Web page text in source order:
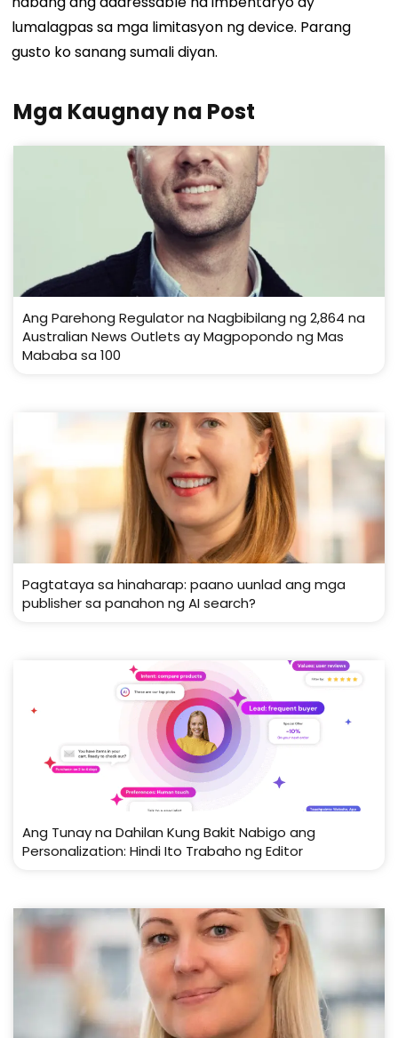
lumalagpas sa mga limitasyon ng device. Parang
gusto ko sanang sumali diyan.
Mga Kaugnay na Post
Ang Parehong Regulator na Nagbibilang ng 2,864 na
Australian News Outlets ay Magpopondo ng Mas
Mababa sa 100
Pagtataya sa hinaharap: paano uunlad ang mga
publisher sa panahon ng AI search?
Ang Tunay na Dahilan Kung Bakit Nabigo ang
Personalization: Hindi Ito Trabaho ng Editor